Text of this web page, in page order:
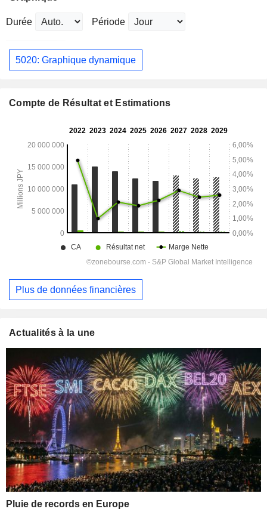
Durée Période
5020: Graphique dynamique
Compte de Résultat et Estimations
Plus de données financières
Actualités à la une
Pluie de records en Europe